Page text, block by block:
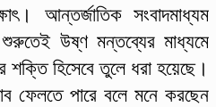
আন্তর্জাতিক সংবাদমাধ্যম
উষ্ণ মন্তব্যের মাধ্যমে
শক্তি হিসেবে তুলে ধরা হয়েছে।
ফেলতে পারে বলে মনে করছেন